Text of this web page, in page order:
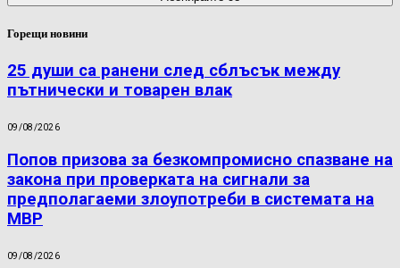
Горещи новини
25 души са ранени след сблъсък между
пътнически и товарен влак
09/08/2026
Попов призова за безкомпромисно спазване на
закона при проверката на сигнали за
предполагаеми злоупотреби в системата на
МВР
09/08/2026